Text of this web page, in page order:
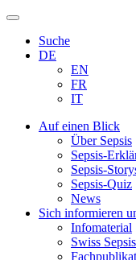
Zum
springenSuche
DE
EN
FR
IT
Auf einen Blick
Über Sepsis
Sepsis-
Sepsis-
Sepsis-Quiz
News
Sich informieren
Infomaterial
Swiss